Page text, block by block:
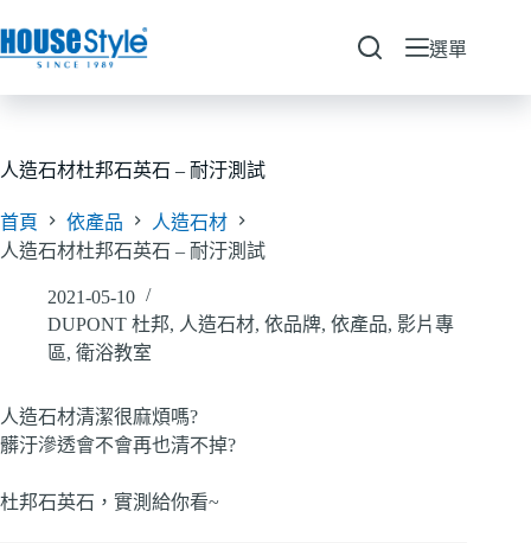
至
要
容
選單
人造石材杜邦石英石 – 耐汙測試
首頁 依產品
人造石材
人造石材杜邦石英石 – 耐汙測試
2021-05-10
DUPONT 杜邦, 人造石材, 依品牌, 依產品, 影片專
區, 衛浴教室
人造石材清潔很麻煩嗎?
髒汙滲透會不會再也清不掉?
杜邦石英石，實測給你看~